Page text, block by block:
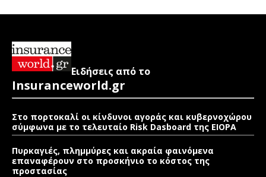
Ειδήσεις από το
Insuranceworld.gr
Στο πορτοκαλί οι κίνδυνοι αγοράς και κυβερνοχώρου
σύμφωνα με το τελευταίο Risk Dasboard της EIOPA
Πυρκαγιές, πλημμύρες και ακραία φαινόμενα
επαναφέρουν στο προσκήνιο το κόστος της
προστασίας